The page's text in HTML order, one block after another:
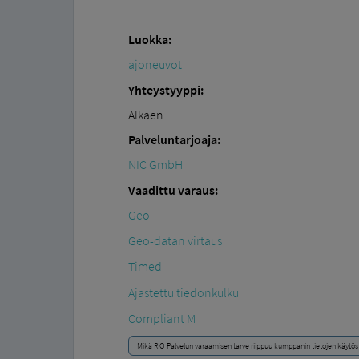
Luokka:
ajoneuvot
Yhteystyyppi:
Alkaen
Palveluntarjoaja:
NIC GmbH
Vaadittu varaus:
Geo
Geo-datan virtaus
Timed
Ajastettu tiedonkulku
Compliant M
Mikä RIO Palvelun varaamisen tarve riippuu kumppanin tietojen